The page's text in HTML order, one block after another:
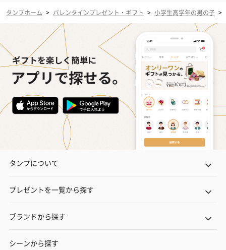
タンプホーム > バレンタインプレゼント・ギフト > 小学生高学年の男の子 >
タンプについて
プレゼントを一覧から探す
ブランドから探す
シーンから探す